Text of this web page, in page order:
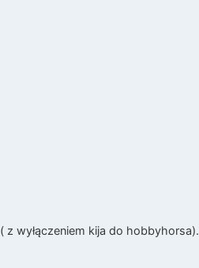
z wyłączeniem kija do hobbyhorsa).